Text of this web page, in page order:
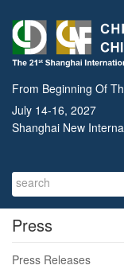
From Beginning Of
July 14-16, 2027
Shanghai New
Press
Press Releases